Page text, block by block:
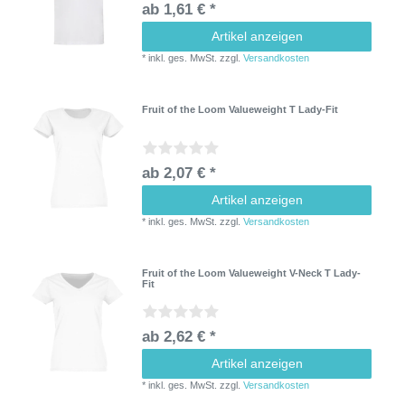
ab 1,61 € *
Artikel anzeigen
*inkl. ges. MwSt. zzgl.Versandkosten
Fruit of the Loom Valueweight T Lady-Fit
ab 2,07 € *
Artikel anzeigen
*inkl. ges. MwSt. zzgl.Versandkosten
Fruit of the Loom Valueweight V-Neck T Lady-
Fit
ab 2,62 € *
Artikel anzeigen
*inkl. ges. MwSt. zzgl.Versandkosten